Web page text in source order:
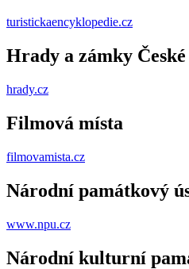
turistickaencyklopedie.cz
Hrady a zámky
hrady.cz
Filmová místa
filmovamista.cz
Národní památkový
www.npu.cz
Národní kulturní